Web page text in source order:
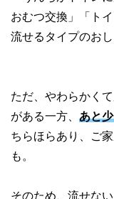
おむつ交換」「ト
流せるタイプのお
ただ、やわらかく
がある一方、
あと
ちらほらあり、ご
も。
そのため、流せな